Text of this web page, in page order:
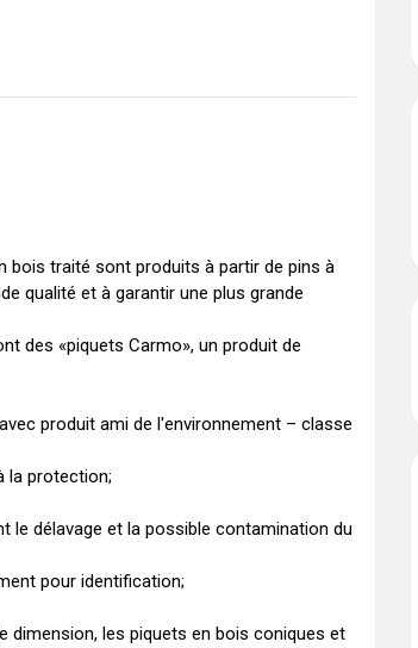
bois traité sont produits à partir de pins à
qualité et à garantir une plus grande
des «piquets Carmo», un produit de
produit ami de l'environnement – classe
la protection;
le délavage et la possible contamination du
pour identification;
dimension, les piquets en bois coniques et